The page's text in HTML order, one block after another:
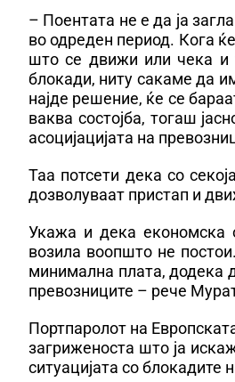
– Поентата не е да ја
во одреден период. Кога
што се движи или чека и
блокади, ниту сакаме да
најде решение, ќе се
ваква состојба, тогаш
асоцијацијата на
Таа потсети дека со
дозволуваат пристап и
Укажа и дека економска
возила воопшто не
минимална плата, додека
превозниците – рече
Портпаролот на
загриженоста што ја
ситуацијата со блокадите